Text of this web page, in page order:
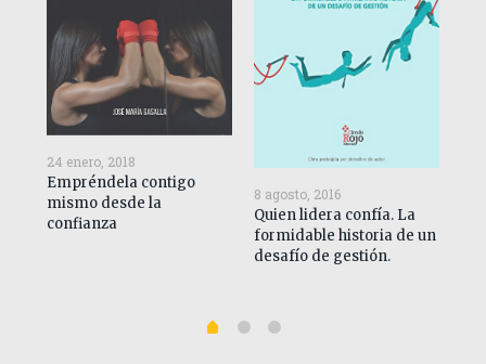
24 enero, 2018
Empréndela contigo
mismo desde la
confianza
8 agosto, 2016
Quien lidera confía. La
formidable historia de un
desafío de gestión.